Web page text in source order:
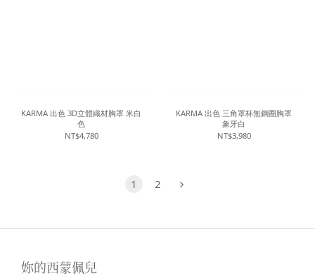
KARMA 出色 3D立體織材胸罩 米白
色
NT$4,780
KARMA 出色 三角罩杯無鋼圈胸罩
象牙白
NT$3,980
1 2
妳的西蒙佩兒